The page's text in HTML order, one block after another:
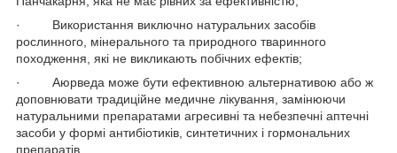
· Використання виключно натуральних засобів
рослинного, мінерального та природного тваринного
походження, які не викликають побічних ефектів;
· Аюрведа може бути ефективною альтернативою або ж
доповнювати традиційне медичне лікування, замінюючи
натуральними препаратами агресивні та небезпечні аптечні
засоби у формі антибіотиків, синтетичних і гормональних
препаратів.